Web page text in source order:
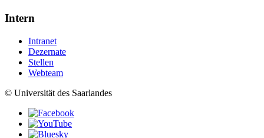
Intern
Intranet
Dezernate
Stellen
Webteam
© Universität des Saarlandes